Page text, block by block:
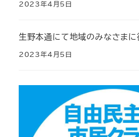
2023年4月5日
生野本通にて地域のみなさまに
2023年4月5日